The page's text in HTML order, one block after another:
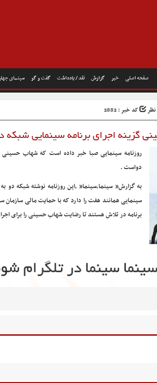
صفحه اصلی خبر گزارش نقد / یادداشت گفت و گو سینمای
کد خبر : 2882
گزینه اجرای برنامه سینمایی شبکه
روزنامه سینمایی صبا خبر داده است که شهاب حسینی
دواست .
به گزارش” سینما،سینما” ،این روزنامه نوشته شبکه دو
سینمایی همانند هفت را دارد که با حمایت مالی سازمان
برنامه در تلاش هستند تا رضایت شهاب حسینی را برای